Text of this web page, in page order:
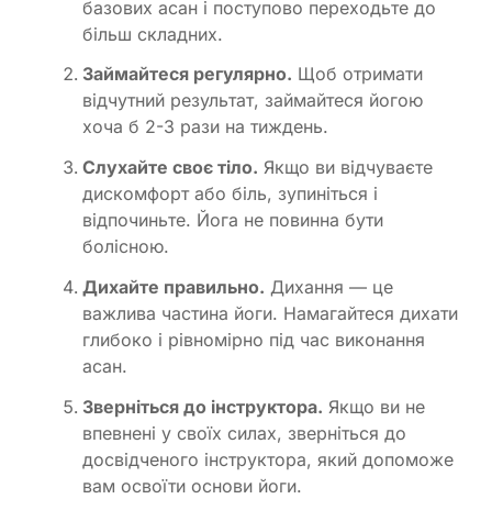
базових асан і поступово переходьте до
більш складних.
Займайтеся регулярно. Щоб отримати
відчутний результат, займайтеся йогою
хоча б 2-3 рази на тиждень.
Слухайте своє тіло. Якщо ви відчуваєте
дискомфорт або біль, зупиніться і
відпочиньте. Йога не повинна бути
болісною.
Дихайте правильно. Дихання — це
важлива частина йоги. Намагайтеся дихати
глибоко і рівномірно під час виконання
асан.
Зверніться до інструктора. Якщо ви не
впевнені у своїх силах, зверніться до
досвідченого інструктора, який допоможе
вам освоїти основи йоги.